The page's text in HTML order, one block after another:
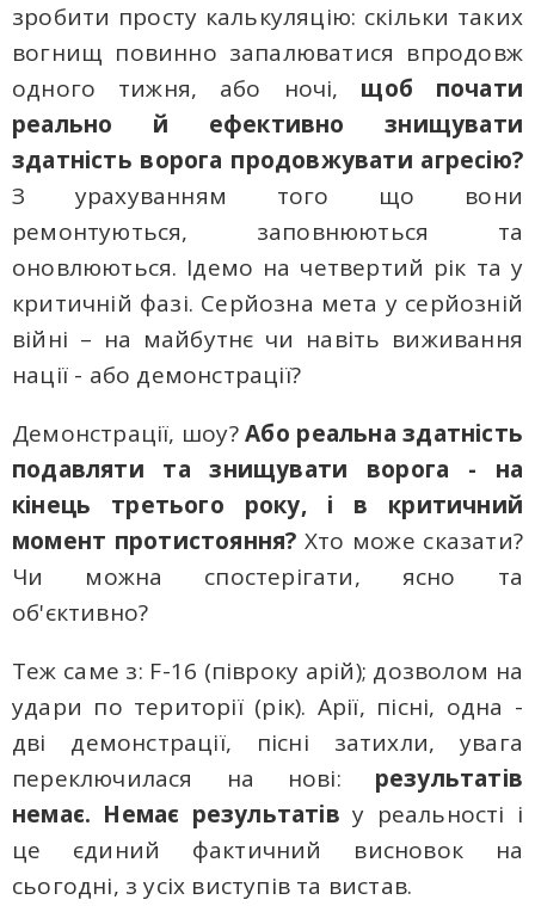
зробити просту калькуляцію: скільки таких
вогнищ повинно запалюватися впродовж
одного тижня, або ночі, щоб почати
реально й ефективно знищувати
здатність ворога продовжувати агресію?
З урахуванням того що вони
ремонтуються, заповнюються та
оновлюються. Ідемо на четвертий рік та у
критичній фазі. Серйозна мета у серйозній
війні – на майбутнє чи навіть виживання
нації - aбo демонстрації?
Демонстрації, шоу?Або реальна здатність
подавляти та знищувати ворога - на
кінець третього року, і в критичний
момент протистояння? Хто може сказати?
Чи можна спостерігати, ясно та
об'єктивно?
Теж саме з: F-16 (півроку арій); дозволом на
удари по території (рік). Арії, пісні, одна -
дві демoнстрації, пісні затихли, увага
переключилася на нові: результатів
немає. Немає результатів у реальності і
це єдиний фактичний висновок на
сьогодні, з усіх виступів тa вистав.